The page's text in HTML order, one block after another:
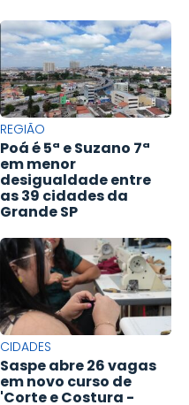
REGIÃO
Poá é 5ª e Suzano 7ª
em menor
desigualdade entre
as 39 cidades da
Grande SP
CIDADES
Saspe abre 26 vagas
em novo curso de
'Corte e Costura -